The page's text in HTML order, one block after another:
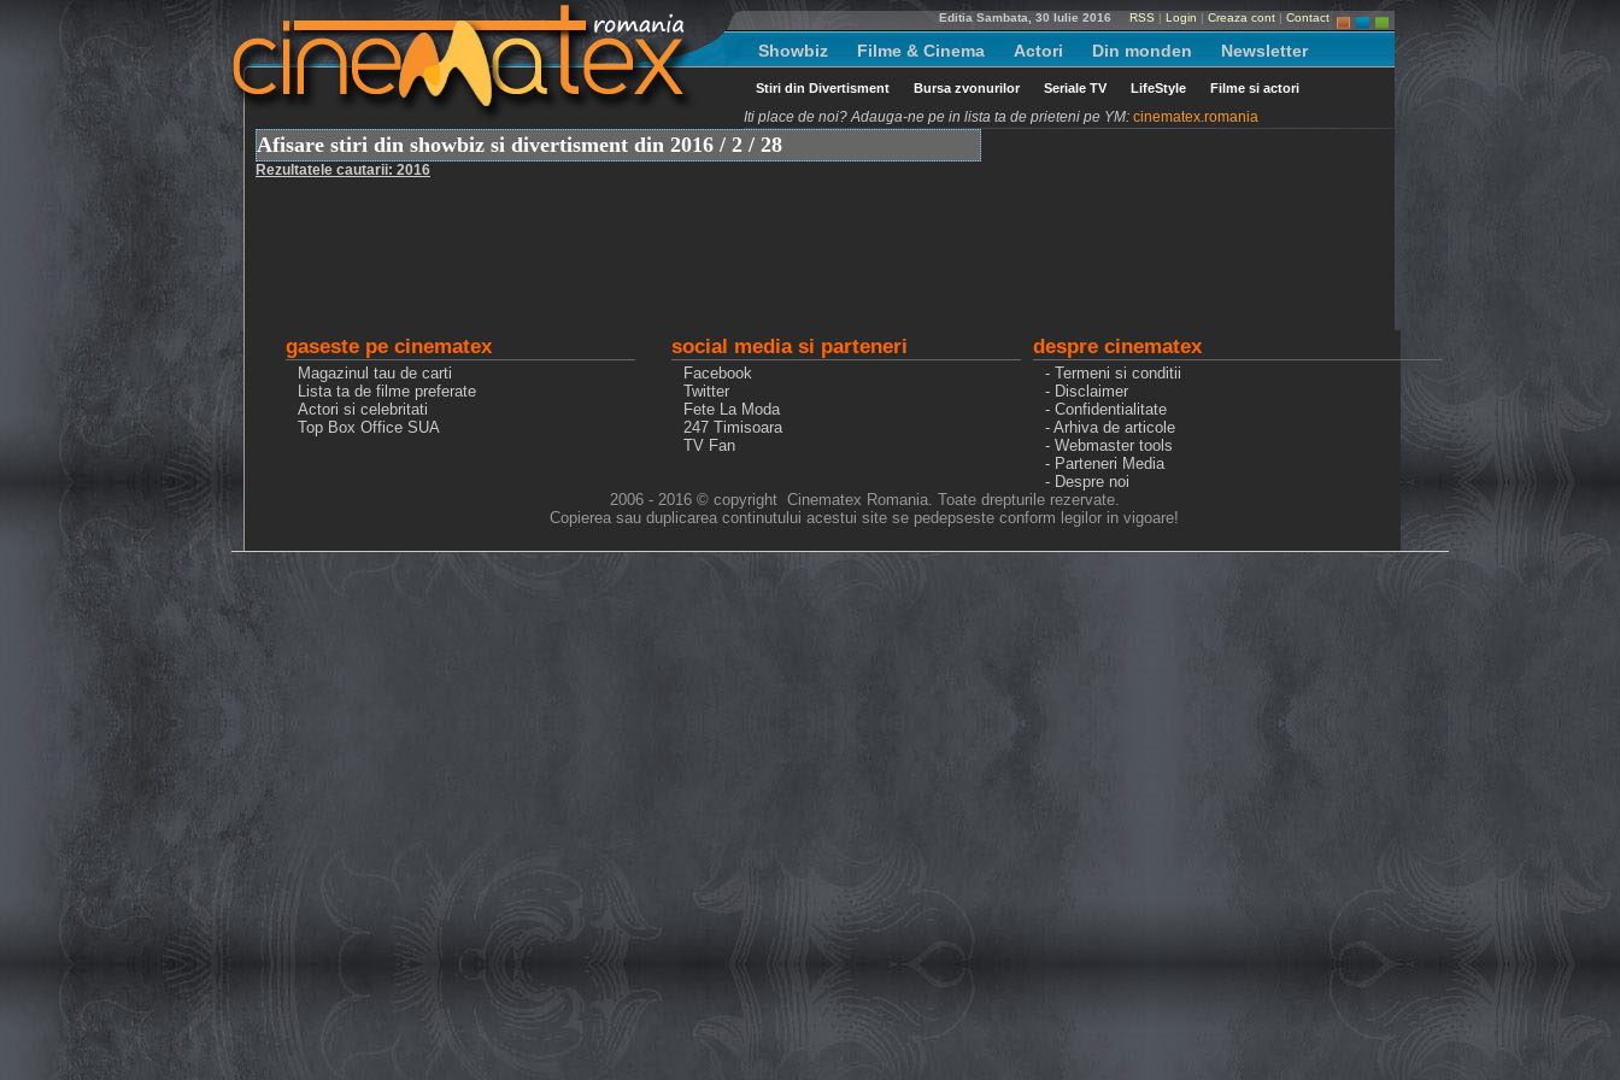
Editia Sambata, 30 Iulie 2016 RSS | Login | Creaza cont | Contact
Showbiz Filme & Cinema Actori Din monden Newsletter
Stiri din Divertisment Bursa zvonurilor Seriale TV LifeStyle Filme si actori
Iti place de noi? Adauga-ne pe in lista ta de prieteni pe YM: cinematex.romania
Afisare stiri din showbiz si divertisment din 2016 / 2 / 28
Rezultatele cautarii: 2016
gaseste pe cinematex
Magazinul tau de carti
Lista ta de filme preferate
Actori si celebritati
Top Box Office SUA
despre cinematex
- Termeni si conditii
- Disclaimer
- Confidentialitate
- Arhiva de articole
- Webmaster tools
- Parteneri Media
- Despre noi
social media si parteneri
Facebook
Twitter
Fete La Moda
247 Timisoara
TV Fan
2006 - 2016 © copyright Cinematex Romania. Toate drepturile rezervate.
Copierea sau duplicarea continutului acestui site se pedepseste conform legilor in vigoare!